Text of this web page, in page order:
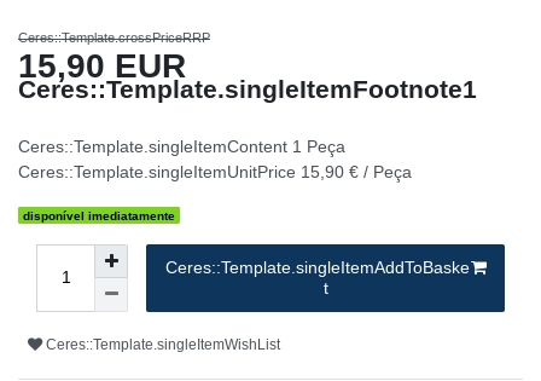
Ceres::Template.crossPriceRRP
15,90 EUR
Ceres::Template.singleItemFootnote1
Ceres::Template.singleItemContent 1 Peça
Ceres::Template.singleItemUnitPrice 15,90 € / Peça
disponível imediatamente
Ceres::Template.singleItemAddToBaske
t
Ceres::Template.singleItemWishList